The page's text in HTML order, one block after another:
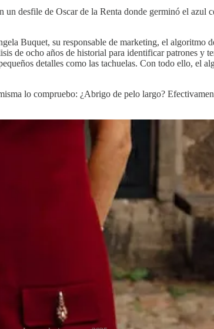
desfile de Oscar de la Renta donde germinó el azul
Buquet, su responsable de marketing, el algoritmo
de ocho años de historial para identificar patrones y
detalles como las tachuelas. Con todo ello, el
lo compruebo: ¿Abrigo de pelo largo?